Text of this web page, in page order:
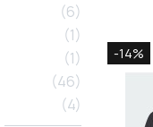
-14%
6
1
1
46
4